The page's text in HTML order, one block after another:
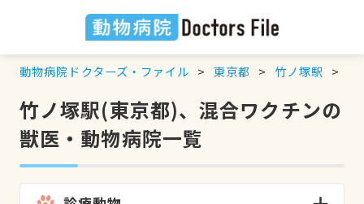
動物病院ドクターズ・ファイル 東京都 竹ノ塚駅
竹ノ塚駅(東京都)、混合ワクチンの
獣医・動物病院一覧